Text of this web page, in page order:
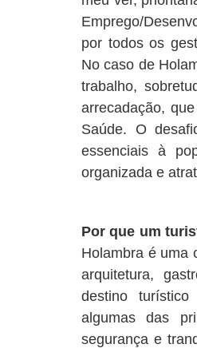
Emprego/
por todos os
No caso de
trabalho,
arrecadação,
Saúde. O
essenciais à
organizada e
Por que um
Holambra é uma
arquitetura,
destino
algumas das
segurança e